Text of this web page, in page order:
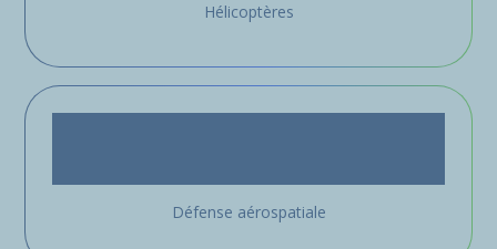
Hélicoptères
Défense aérospatiale